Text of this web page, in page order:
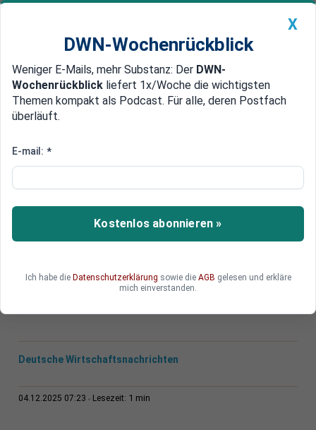
Newsticker MEIN DWN: Geldanlage Premium
Edelmetalle DWN-Magazin China
Beiträge für Private
kräftig ab 2026
Die Mehrheit der Privatversicherten muss
kommendes Jahr höhere Beiträge für ihre
deutlichen Mehrkosten. Auch für gesetzlich
Versicherte könnte es teurer werden.
Deutsche Wirtschaftsnachrichten
04.12.2025 07:23 Lesezeit: 1 min
X
DWN-Wochenrückblick
Weniger E-Mails, mehr Substanz: Der DWN-
Wochenrückblick liefert 1x/Woche die wichtigsten
Themen kompakt als Podcast. Für alle, deren Postfach
überläuft.
E-mail: *
Kostenlos abonnieren »
Ich habe die Datenschutzerklärung sowie die AGB gelesen und erkläre
mich einverstanden.